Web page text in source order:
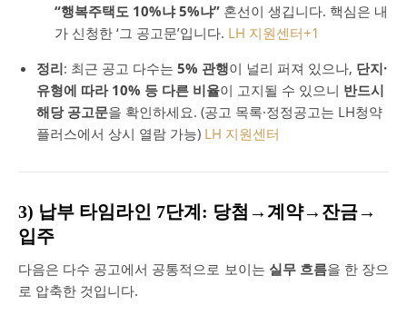
“행복주택도 10%냐 5%냐” 혼선이 생깁니다. 핵심은 내
가 신청한 ‘그 공고문’입니다. LH 지원센터+1
정리: 최근 공고 다수는 5% 관행이 널리 퍼져 있으나, 단지·
유형에 따라 10% 등 다른 비율이 고지될 수 있으니 반드시
해당 공고문을 확인하세요. (공고 목록·정정공고는 LH청약
플러스에서 상시 열람 가능) LH 지원센터
3) 납부 타임라인 7단계: 당첨→계약→잔금→
입주
다음은 다수 공고에서 공통적으로 보이는 실무 흐름을 한 장으
로 압축한 것입니다.